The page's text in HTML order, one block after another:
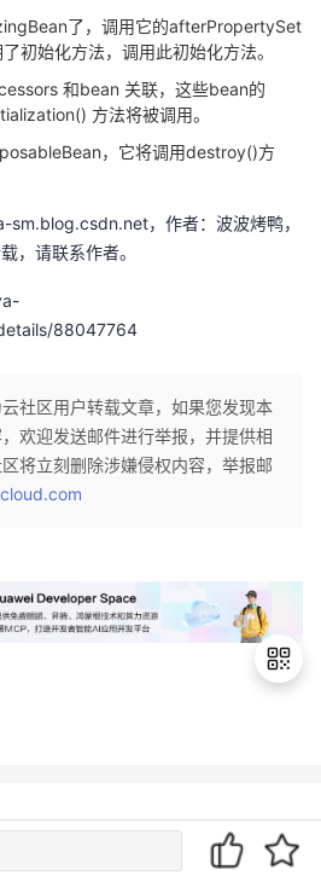
了，调用它的afterPropertySet
初始化方法，调用此初始化方法。
和bean 关联，这些bean的
方法将被调用。
，它将调用destroy()方
，作者：波波烤鸭，
，请联系作者。
88047764
云社区用户转载文章，如果您发现本
欢迎发送邮件进行举报，并提供相
将立刻删除涉嫌侵权内容，举报邮